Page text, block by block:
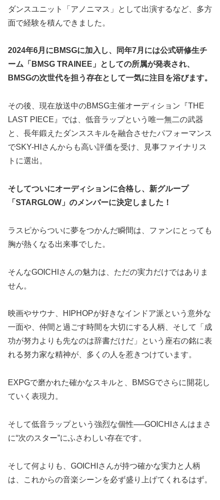
ダンスユニット「アノニマス」として出演するなど、多方
面で経験を積んできました。
2024年6月にBMSGに加入し、同年7月には公式研修生チ
ーム「BMSG TRAINEE」としての所属が発表され、
BMSGの次世代を担う存在として一気に注目を浴びます。
その後、現在放送中のBMSG主催オーディション『THE
LAST PIECE』では、低音ラップという唯一無二の武器
と、長年鍛えたダンススキルを融合させたパフォーマンス
でSKY-HIさんからも高い評価を受け、見事ファイナリス
トに選出。
そしてついにオーディションに合格し、新グループ
「STARGLOW」のメンバーに決定しました！
ラスピからついに夢をつかんだ瞬間は、ファンにとっても
胸が熱くなる出来事でした。
そんなGOICHIさんの魅力は、ただの実力だけではありま
せん。
映画やサウナ、HIPHOPが好きなインドア派という意外な
一面や、仲間と過ごす時間を大切にする人柄、そして「成
功が努力よりも先なのは辞書だけだ」という座右の銘に表
れる努力家な精神が、多くの人を惹きつけています。
EXPGで磨かれた確かなスキルと、BMSGでさらに開花し
ていく表現力。
そして低音ラップという強烈な個性──GOICHIさんはまさ
に“次のスター”にふさわしい存在です。
そして何よりも、GOICHIさんが持つ確かな実力と人柄
は、これからの音楽シーンを必ず盛り上げてくれるはず。